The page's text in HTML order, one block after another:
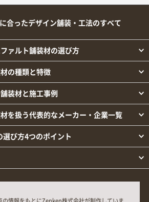
合ったデザイン舗装・工法のすべて
ァルト舗装材の選び方
の種類と特徴
装材と施工事例
を扱う代表的なメーカー・企業一覧
び方4つのポイント